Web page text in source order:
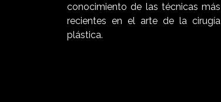
conocimiento de las técnicas más
recientes en el arte de la cirugía
plástica.